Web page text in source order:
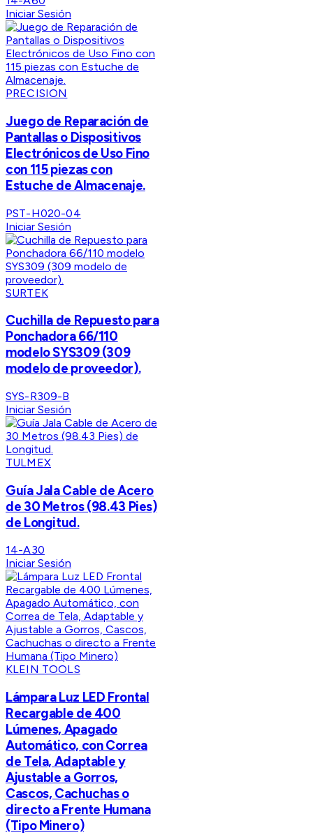
Iniciar Sesión
PRECISION
Juego de Reparación de
Pantallas o Dispositivos
Electrónicos de Uso Fino
con 115 piezas con
Estuche de Almacenaje.
PST-H020-04
Iniciar Sesión
SURTEK
Cuchilla de Repuesto para
Ponchadora 66/110
modelo SYS309 (309
modelo de proveedor).
SYS-R309-B
Iniciar Sesión
TULMEX
Guía Jala Cable de Acero
de 30 Metros (98.43 Pies)
de Longitud.
14-A30
Iniciar Sesión
KLEIN TOOLS
Lámpara Luz LED Frontal
Recargable de 400
Lúmenes, Apagado
Automático, con Correa
de Tela, Adaptable y
Ajustable a Gorros,
Cascos, Cachuchas o
directo a Frente Humana
(Tipo Minero)